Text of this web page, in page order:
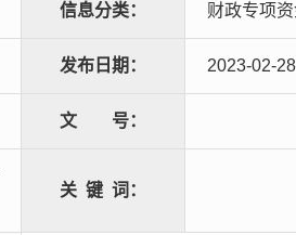
信息分类： 财政专项
发布日期： 2023-02-28
文 号：
关 键 词：